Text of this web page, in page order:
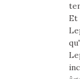
Et